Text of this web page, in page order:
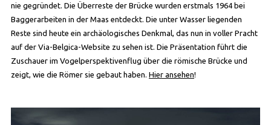
nie gegründet. Die Überreste der Brücke wurden erstmals 1964 bei
Baggerarbeiten in der Maas entdeckt. Die unter Wasser liegenden
Reste sind heute ein archäologisches Denkmal, das nun in voller Pracht
auf der Via-Belgica-Website zu sehen ist. Die Präsentation führt die
Zuschauer im Vogelperspektivenflug über die römische Brücke und
zeigt, wie die Römer sie gebaut haben. Hier ansehen!